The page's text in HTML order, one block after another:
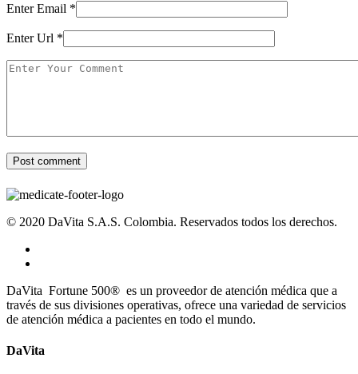
Enter Email *
Enter Url *
© 2020 DaVita S.A.S. Colombia. Reservados todos los derechos.
DaVita Fortune 500® es un proveedor de atención médica que a
través de sus divisiones operativas, ofrece una variedad de servicios
de atención médica a pacientes en todo el mundo.
DaVita